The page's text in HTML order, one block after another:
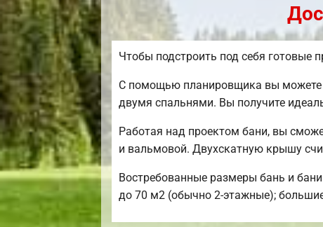
Чтобы подстроить под себя готовые
С помощью планировщика вы можете
двумя спальнями. Вы получите
Работая над проектом бани, вы
и вальмовой. Двухскатную крышу
Востребованные размеры бань и
до 70 м2 (обычно 2-этажные);